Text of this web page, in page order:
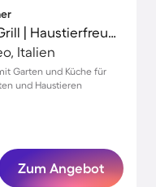
Ferienhaus mit Garten und Grill | Haustierfreundlich
Italien
Garten und Küche für
und Haustieren
Zum Angebot